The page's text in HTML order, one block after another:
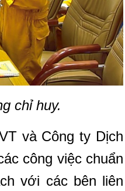
chỉ huy.
và Công ty Dịch
công việc chuẩn
với các bên liên